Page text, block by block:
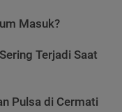
Masuk?
Terjadi Saat
Pulsa di Cermati